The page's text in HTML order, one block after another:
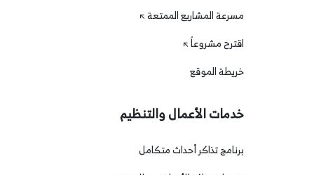
المعلومات لحجز هذه التجربة ، فيرجى الاتصال بفريق دعم
العملاء عبر .WhatsApp
يمكنك العثور على رقم التواصل من خلال قسم "هل
مسرعة المشاريع الممتعة
اقترح مشروعاً
خريطة الموقع
خدمات الأعمال والتنظيم
برنامج تذاكر أحداث متكامل